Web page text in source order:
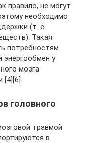
правило, не могут
необходимо
(т. е.
Такая
потребностям
энергообмен у
мозга
[4][6].
головного
травмой
в